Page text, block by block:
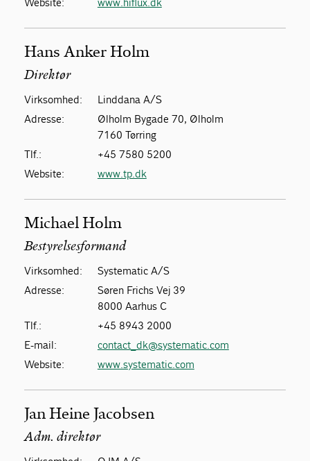
Hans Anker Holm
Direktør
Virksomhed:
Linddana A/S
Adresse:
Ølholm Bygade 70, Ølholm
7160 Tørring
Tlf.:
+45 7580 5200
Website:
www.tp.dk
Michael Holm
Bestyrelsesformand
Virksomhed:
Systematic A/S
Adresse:
Søren Frichs Vej 39
8000 Aarhus C
Tlf.:
+45 8943 2000
E-mail:
contact_dk@systematic.com
Website:
www.systematic.com
Jan Heine Jacobsen
Adm. direktør